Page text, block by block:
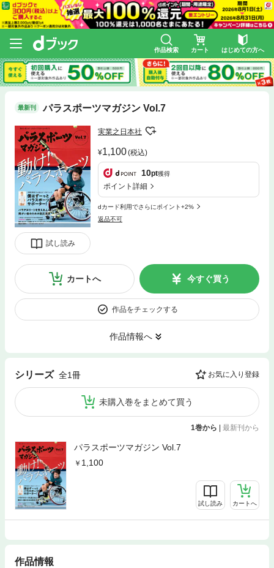
作品検索 カート はじめての方へ
最新刊 パラスポーツマガジン Vol.7
試し読み
実業之日本社
1,100(税込)
10pt獲得
ポイント詳細
dカード利用でさらにポイント+2%
返品不可
カートへ 今すぐ買う
作品をチェックする
作品情報へ
シリーズ 全1冊 お気に入り登録
未購入巻をまとめて買う
1巻から | 最新刊から
パラスポーツマガジン Vol.7
1,100
試し読み カートへ
作品情報